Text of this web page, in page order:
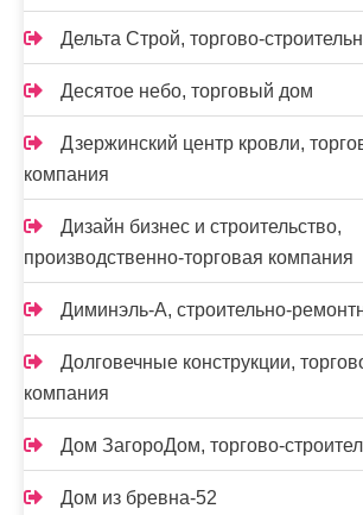
Дельта Строй, торгово-
Десятое небо, торговый дом
Дзержинский центр кровли,
компания
Дизайн бизнес и строительство,
производственно-торговая компания
Диминэль-А, строительно-
Долговечные конструкции,
компания
Дом ЗагороДом, торгово-
Дом из бревна-52